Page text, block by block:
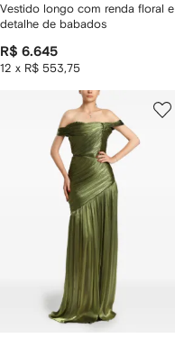
Vestido longo com renda floral e
detalhe de babados
R$ 6.645
12 x R$ 553,75